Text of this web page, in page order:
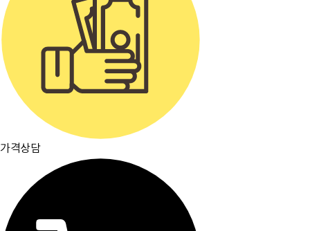
가격상담
이용약관 개인정보취급방침
[뮤플닷컴]
경기도 하남시 미사강변서로 16 하우스디스마트밸리 F209호(풍산동)
대표이사 : 오세준
[사업자정보 확인]
전화번호 : 02) 2057-7401~4
팩스번호 : 02) 2057-7405
분쟁조정기관표시 : 소비자보호원, 전자거래분쟁중재위원회
집거부)